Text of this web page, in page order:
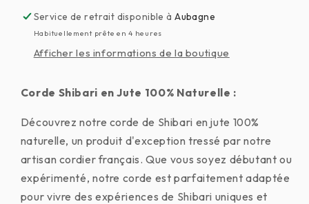
–
Blanche
–
Blanche
Service de retrait disponible àAubagne
Habituellement prête en 4 heures
Afficher les informations de la boutique
Corde Shibari en Jute 100% Naturelle :
Découvrez notre corde de Shibari en jute 100%
naturelle, un produit d'exception tressé par notre
artisan cordier français. Que vous soyez débutant ou
expérimenté, notre corde est parfaitement adaptée
pour vivre des expériences de Shibari uniques et